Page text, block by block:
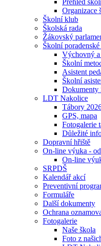
Přehled
Organizace
Školní klub
Školská rada
Žákovský
Školní
Výchovný a
Školní
Asistent
Školní
Dokumenty
LDT Nakolice
Tábory
GPS, mapa
Fotogalerie
Důležité
Dopravní hřiště
On-line výuka -
On-line
SRPDŠ
Kalendář akcí
Preventivní
Formuláře
Další dokumenty
Ochrana
Fotogalerie
Naše škola
Foto z